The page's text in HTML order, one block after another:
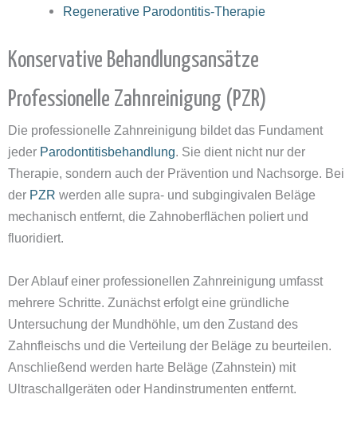
Regenerative Parodontitis-Therapie
Konservative Behandlungsansätze
Professionelle Zahnreinigung (PZR)
Die professionelle Zahnreinigung bildet das Fundament
jeder Parodontitisbehandlung. Sie dient nicht nur der
Therapie, sondern auch der Prävention und Nachsorge. Bei
der PZR werden alle supra- und subgingivalen Beläge
mechanisch entfernt, die Zahnoberflächen poliert und
fluoridiert.
Der Ablauf einer professionellen Zahnreinigung umfasst
mehrere Schritte. Zunächst erfolgt eine gründliche
Untersuchung der Mundhöhle, um den Zustand des
Zahnfleischs und die Verteilung der Beläge zu beurteilen.
Anschließend werden harte Beläge (Zahnstein) mit
Ultraschallgeräten oder Handinstrumenten entfernt.